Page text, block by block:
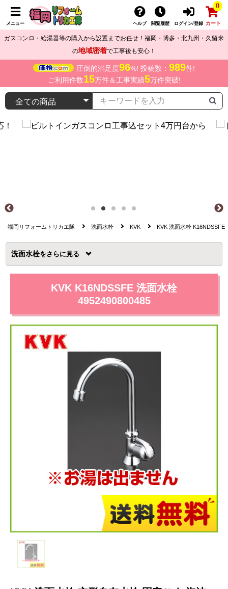
メニュー ヘルプ 閲覧履歴 ログイン/登録
0
カート
ガスコンロ・給湯器等の購入から設置までお任せ！福岡・博多・北九州・久留米
の地域密着で工事後も安心！
圧倒的満足度96%! 投稿数： 989件!
ご利用件数15万件＆工事実績5万件突破!
福岡リフォームトリカエ隊 洗面水栓 KVK KVK 洗面水栓 K16NDSSFE
洗面水栓を
KVK K16NDSSFE 洗面水栓
4952490800485